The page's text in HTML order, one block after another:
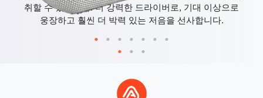
취할 수 있습니다. 더 강력한 드라이버로, 기대 이상으로
웅장하고 훨씬 더 박력 있는 저음을 선사합니다.